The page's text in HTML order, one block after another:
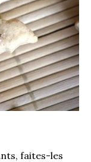
faites-les